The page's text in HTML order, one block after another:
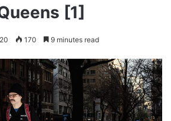
[1]
170 9 minutes read